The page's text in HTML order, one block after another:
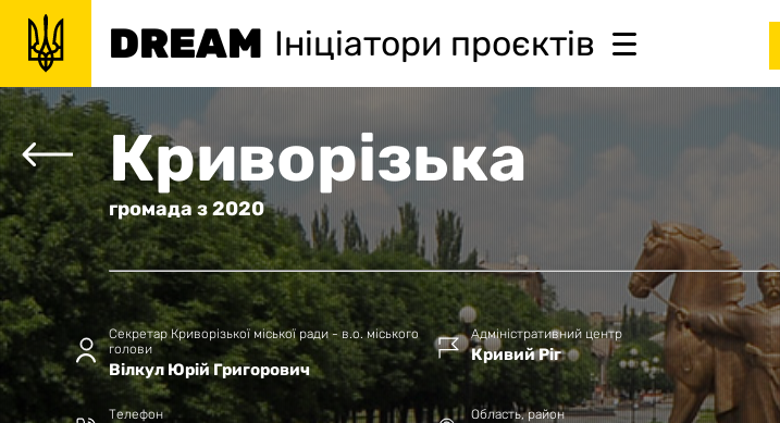
DREAM Ініціатори проєктів
Криворізька
громадаз2020
Секретар Криворізької міської ради - в.о. міського
голови
Вілкул Юрій Григорович
Адміністративний центр
Кривий Ріг
Телефон Область, район